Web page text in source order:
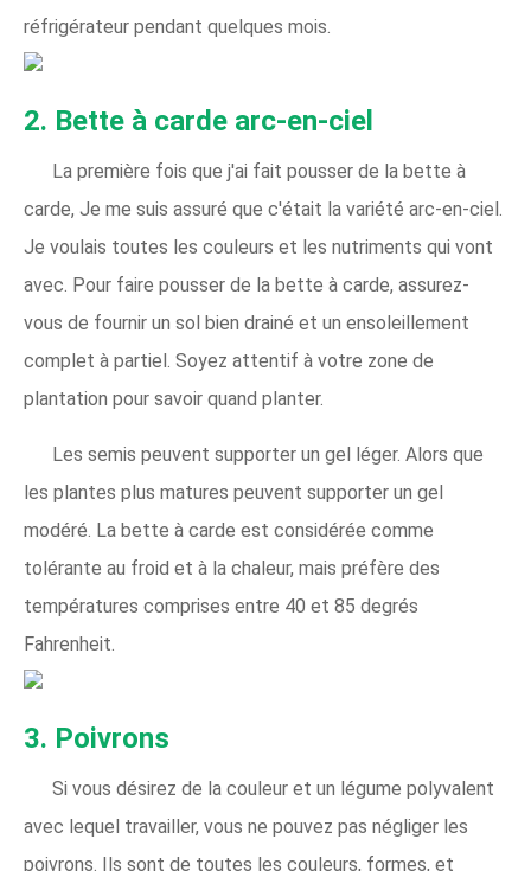
réfrigérateur pendant quelques mois.
2. Bette à carde arc-en-ciel
La première fois que j'ai fait pousser de la bette à
carde, Je me suis assuré que c'était la variété arc-en-ciel.
Je voulais toutes les couleurs et les nutriments qui vont
avec. Pour faire pousser de la bette à carde, assurez-
vous de fournir un sol bien drainé et un ensoleillement
complet à partiel. Soyez attentif à votre zone de
plantation pour savoir quand planter.
Les semis peuvent supporter un gel léger. Alors que
les plantes plus matures peuvent supporter un gel
modéré. La bette à carde est considérée comme
tolérante au froid et à la chaleur, mais préfère des
températures comprises entre 40 et 85 degrés
Fahrenheit.
3. Poivrons
Si vous désirez de la couleur et un légume polyvalent
avec lequel travailler, vous ne pouvez pas négliger les
poivrons. Ils sont de toutes les couleurs, formes, et